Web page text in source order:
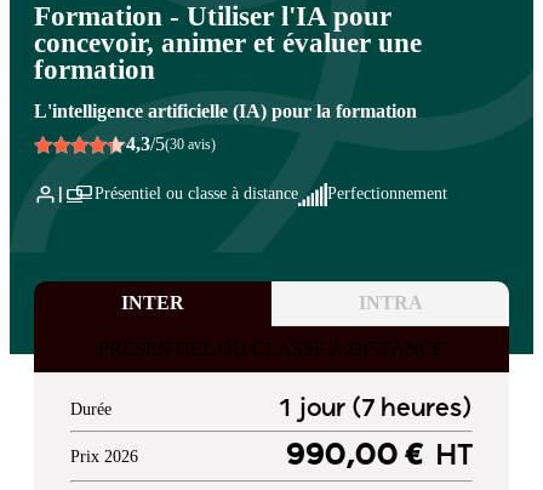
Formation - Utiliser l'IA pour
concevoir, animer et évaluer une
formation
L'intelligence artificielle (IA) pour la formation
4,3/5(30 avis)
Présentiel ou classe à distance Perfectionnement
INTER INTRA
PRESENTIEL OU CLASSE A DISTANCE
Durée 1 jour (7 heures)
Prix 2026 990,00 € HT